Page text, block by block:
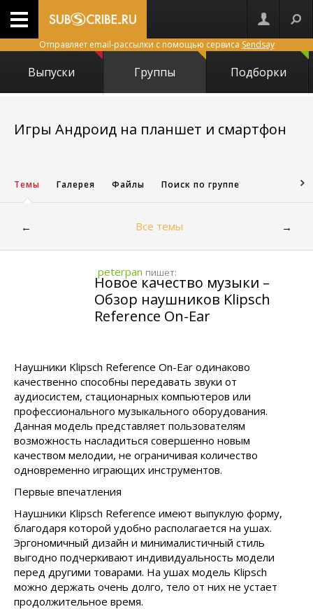
Отправляет email-рассылки с помощью сервиса Sendsay
Выпуски Группы Подборки
Игры Андроид на планшет и смартфон
16331
Темы Галерея Файлы Поиск по группе
← Все темы →
peterpan пишет:
Новое качество музыки –
Обзор наушников Klipsch
Reference On-Ear
Наушники Klipsch Reference On-Ear одинаково
качественно способны передавать звуки от
аудиосистем, стационарных компьютеров или
профессионального музыкального оборудования.
Данная модель представляет пользователям
возможность насладиться совершенно новым
качеством мелодии, не ограничивая количество
одновременно играющих инструментов.
Первые впечатления
Наушники Klipsch Reference имеют выпуклую форму,
благодаря которой удобно располагается на ушах.
Эргономичный дизайн и минималистичный стиль
выгодно подчеркивают индивидуальность модели
перед другими товарами. На ушах модель Klipsch
можно держать очень долго, тело от них не устает
продолжительное время.